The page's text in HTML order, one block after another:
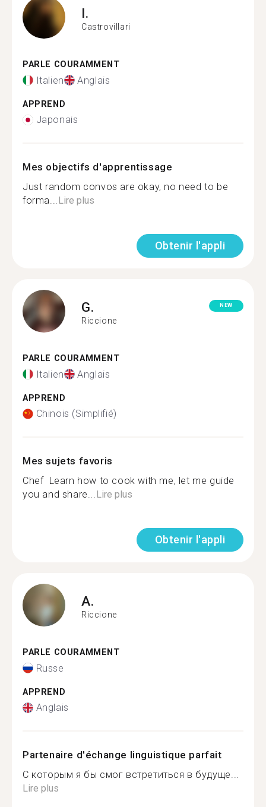
I.
Castrovillari
PARLE COURAMMENT
Italien Anglais
APPREND
Japonais
Mes objectifs d'apprentissage
Just random convos are okay, no need to be
forma...Lire plus
Obtenir l'appli
G.
Riccione
NEW
PARLE COURAMMENT
Italien Anglais
APPREND
Chinois (Simplifié)
Mes sujets favoris
Chef ‍ Learn how to cook with me, let me guide
you and share...Lire plus
Obtenir l'appli
A.
Riccione
PARLE COURAMMENT
Russe
APPREND
Anglais
Partenaire d'échange linguistique parfait
С которым я бы смог встретиться в будуще...
Lire plus